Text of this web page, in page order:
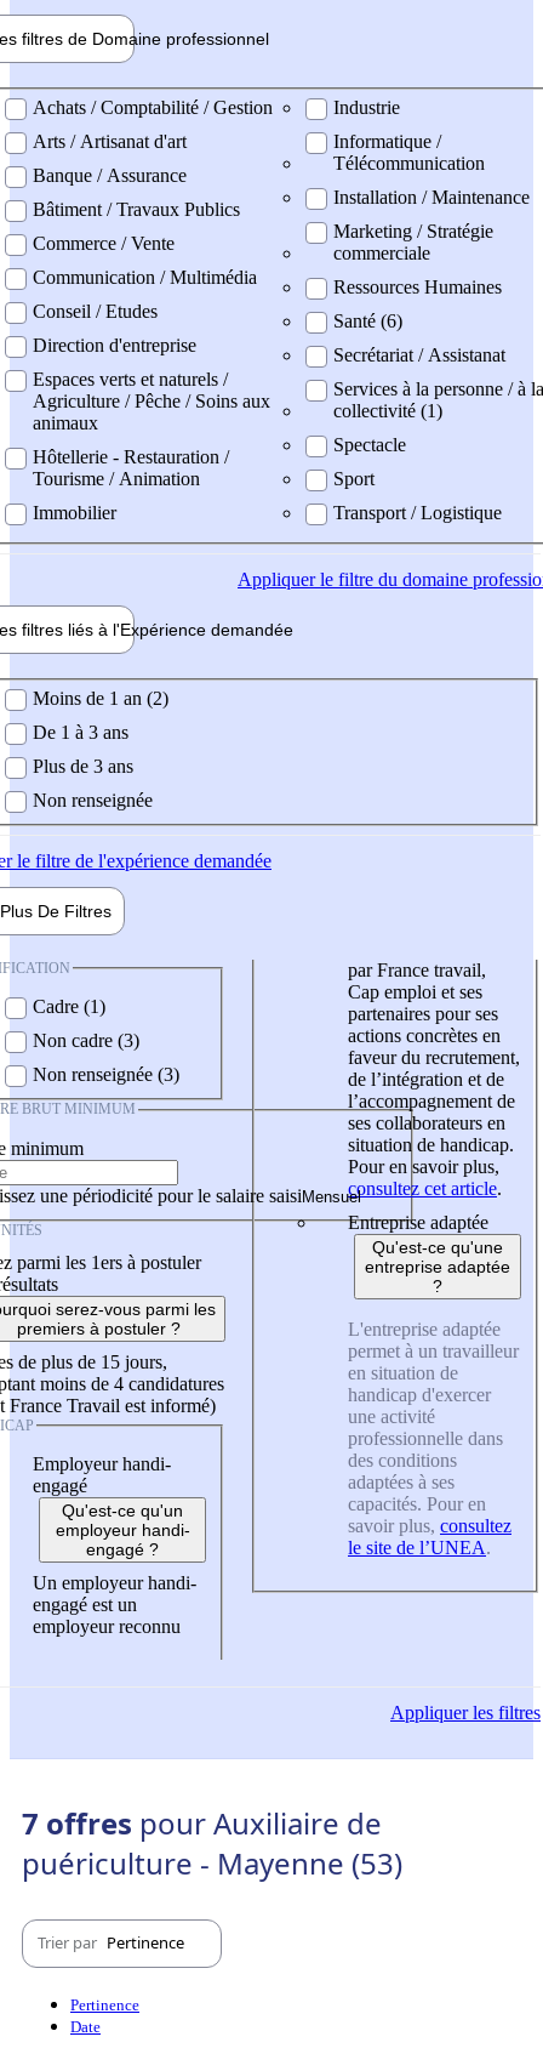
filtres de Domaine professionnel
professionel
Achats / Comptabilité / Gestion
Arts / Artisanat d'art
Banque / Assurance
Bâtiment / Travaux Publics
Commerce / Vente
Communication / Multimédia
Conseil / Etudes
Direction d'entreprise
Espaces verts et naturels /
Agriculture / Pêche / Soins aux
animaux
Hôtellerie - Restauration /
Tourisme / Animation
Immobilier
Industrie
Informatique /
Télécommunication
Installation / Maintenance
Marketing / Stratégie
commerciale
Ressources Humaines
Santé (6)
Secrétariat / Assistanat
Services à la personne / à la
collectivité (1)
Spectacle
Sport
Transport / Logistique
Appliquerle filtre du domaine
filtres liés à l'Expérience demandée
demandée
Moins de 1 an (2)
De 1 à 3 ans
Plus de 3 ans
Non renseignée
le filtre de l'expérience demandée
Plus De Filtres
Cadre (1)
Non cadre (3)
Non renseignée (3)
BRUT MINIMUM
minimum
une périodicité pour le salaire saisi
parmi les 1ers à postuler
serez-vous parmi les
premiers à postuler ?
de plus de 15 jours,
moins de 4 candidatures
France Travail est informé)
Employeur handi-
engagé
Qu'est-ce qu'un
employeur handi-
engagé ?
Un employeur handi-
engagé est un
employeur reconnu
par France travail,
Cap emploi et ses
partenaires pour ses
actions concrètes en
faveur du recrutement,
de l’intégration et de
l’accompagnement de
ses collaborateurs en
situation de handicap.
Pour en savoir plus,
consultez cet article.
Entreprise adaptée
Qu'est-ce qu'une
entreprise adaptée
?
L'entreprise adaptée
permet à un travailleur
en situation de
handicap d'exercer
une activité
professionnelle dans
des conditions
adaptées à ses
capacités. Pour en
savoir plus, consultez
le site de l’UNEA.
Appliquerles filtres
7 offres pour Auxiliaire de
puériculture - Mayenne (53)
Trier par Pertinence
Pertinence
Date